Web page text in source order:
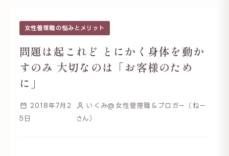
女性管理職の悩みとメリット
問題は起これど とにかく身体を動か
すのみ 大切なのは「お客様のため
に」
2018年7月2
5日
いくみ@女性管理職＆ブロガー（ねー
さん）